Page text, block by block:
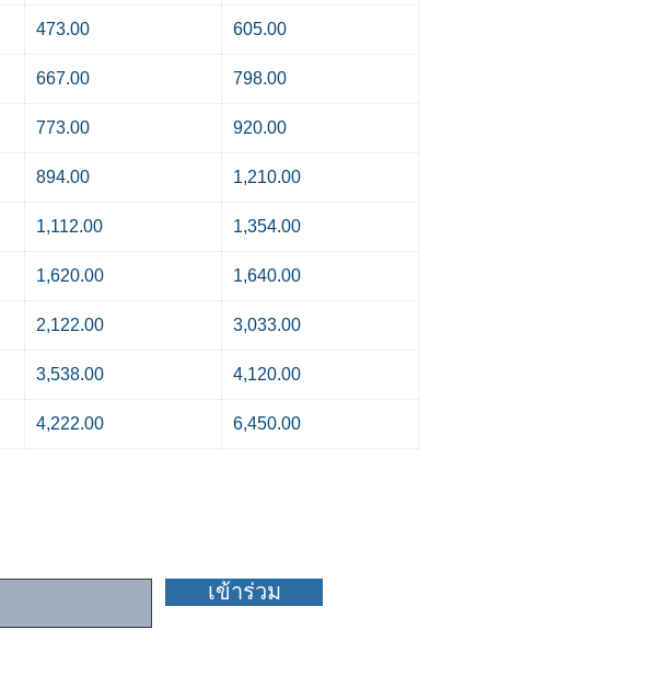
473.00 605.00
667.00 798.00
773.00 920.00
894.00 1,210.00
1,112.00 1,354.00
1,620.00 1,640.00
2,122.00 3,033.00
3,538.00 4,120.00
4,222.00 6,450.00
เข้าร่วม